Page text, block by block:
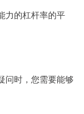
力的杠杆率的平
问时，您需要能够